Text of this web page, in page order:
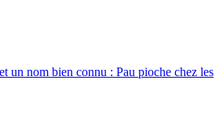
un nom bien connu : Pau pioche chez les